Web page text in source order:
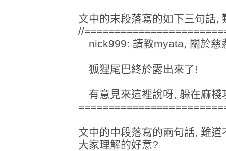
文中的末段落寫的如下三句話,
//
nick999: 請教myata, 關於慈
狐狸尾巴終於露出來了!
有意見來這裡說呀, 躲在麻棧
文中的中段落寫的兩句話, 難
大家理解的好意?